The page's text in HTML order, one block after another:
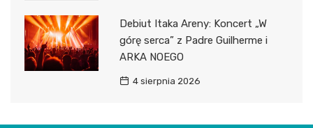
Debiut Itaka Areny: Koncert „W
górę serca” z Padre Guilherme i
ARKA NOEGO
4 sierpnia 2026